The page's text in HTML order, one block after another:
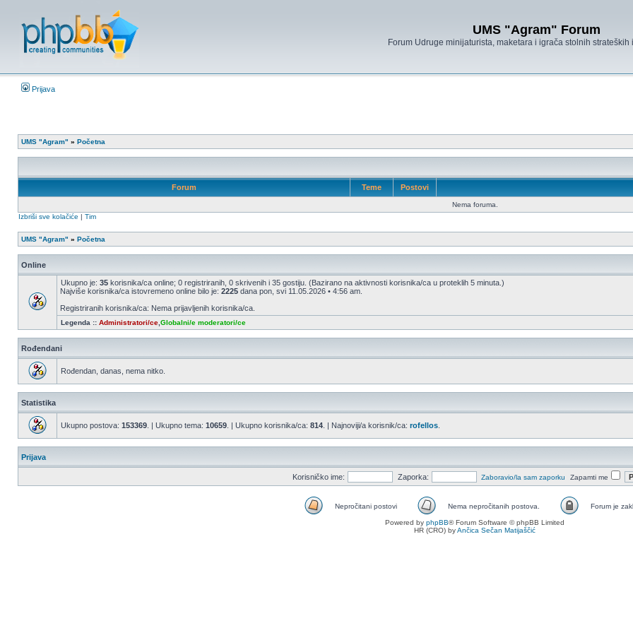
UMS "Agram" Forum
Forum Udruge minijaturista, maketara i igrača stolnih strateških
Prijava
UMS "Agram" » Početna
Forum Teme Postovi
Nema foruma.
Izbriši sve kolačiće | Tim
UMS "Agram" » Početna
Online
Ukupno je: 35 korisnika/ca online; 0 registriranih, 0 skrivenih i 35 gostiju. (Bazirano na aktivnosti korisnika/ca u proteklih 5 minuta.)
Najviše korisnika/ca istovremeno online bilo je: 2225 dana pon, svi 11.05.2026 • 4:56 am.
Registriranih korisnika/ca: Nema prijavljenih korisnika/ca.
Legenda :: Administratori/ce Globalni/e moderatori/ce
Rođendani
Rođendan, danas, nema nitko.
Statistika
Ukupno postova: 153369 . | Ukupno tema: 10659 . | Ukupno korisnika/ca: 814 . | Najnoviji/a korisnik/ca: rofellos
Prijava
Korisničko ime: Zaporka: Zaboravio/la sam zaporku Zapamti me
Nepročitani postovi
nepročitanih
postova.
Nema nepročitanih postova.
Forum je
Powered by phpBB® Forum Software © phpBB Limited
HR (CRO) byAnčica Sečan Matijaščić